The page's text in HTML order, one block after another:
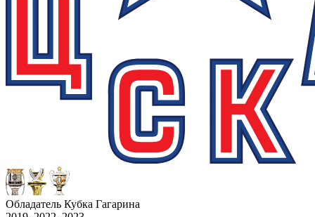
Обладатель Кубка Гагарина